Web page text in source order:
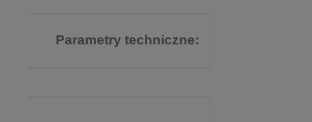
Parametry techniczne: